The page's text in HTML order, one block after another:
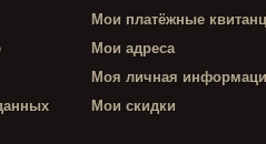
Мои платёжные
Мои адреса
Моя личная
Мои скидки